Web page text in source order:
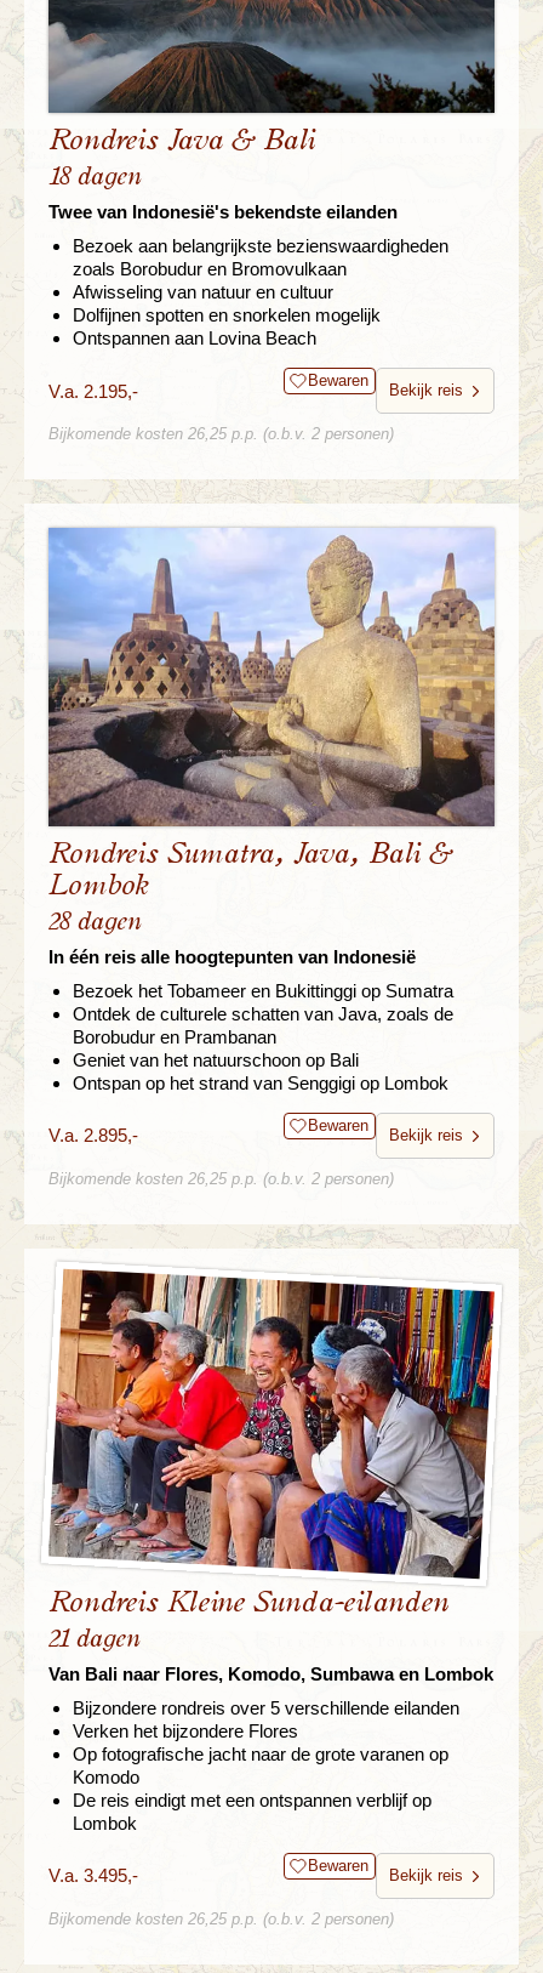
Rondreis Java & Bali
18 dagen
Twee van Indonesië's bekendste eilanden
Bezoek aan belangrijkste bezienswaardigheden
zoals Borobudur en Bromovulkaan
Afwisseling van natuur en cultuur
Dolfijnen spotten en snorkelen mogelijk
Ontspannen aan Lovina Beach
V.a. 2.195,- Bewaren
Bekijk reis
Bijkomende kosten 26,25 p.p. (o.b.v. 2 personen)
Rondreis Sumatra, Java, Bali &
Lombok
28 dagen
In één reis alle hoogtepunten van Indonesië
Bezoek het Tobameer en Bukittinggi op Sumatra
Ontdek de culturele schatten van Java, zoals de
Borobudur en Prambanan
Geniet van het natuurschoon op Bali
Ontspan op het strand van Senggigi op Lombok
V.a. 2.895,- Bewaren
Bekijk reis
Bijkomende kosten 26,25 p.p. (o.b.v. 2 personen)
Rondreis Kleine Sunda-eilanden
21 dagen
Van Bali naar Flores, Komodo, Sumbawa en Lombok
Bijzondere rondreis over 5 verschillende eilanden
Verken het bijzondere Flores
Op fotografische jacht naar de grote varanen op
Komodo
De reis eindigt met een ontspannen verblijf op
Lombok
V.a. 3.495,- Bewaren
Bekijk reis
Bijkomende kosten 26,25 p.p. (o.b.v. 2 personen)